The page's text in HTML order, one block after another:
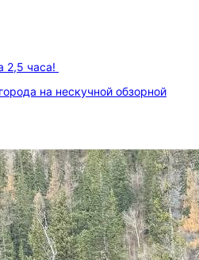
2,5 часа!
на нескучной обзорной